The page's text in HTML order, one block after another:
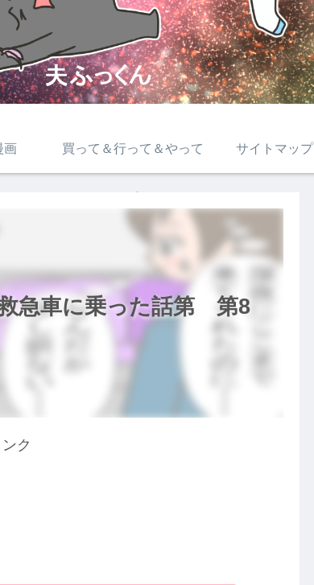
画 買って＆行って＆やって
みた
サイトマップ
急車に乗った話第 第8
ク